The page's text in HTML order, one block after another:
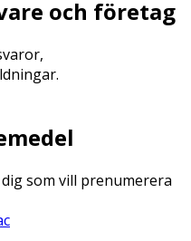
och företag
som vill prenumerera